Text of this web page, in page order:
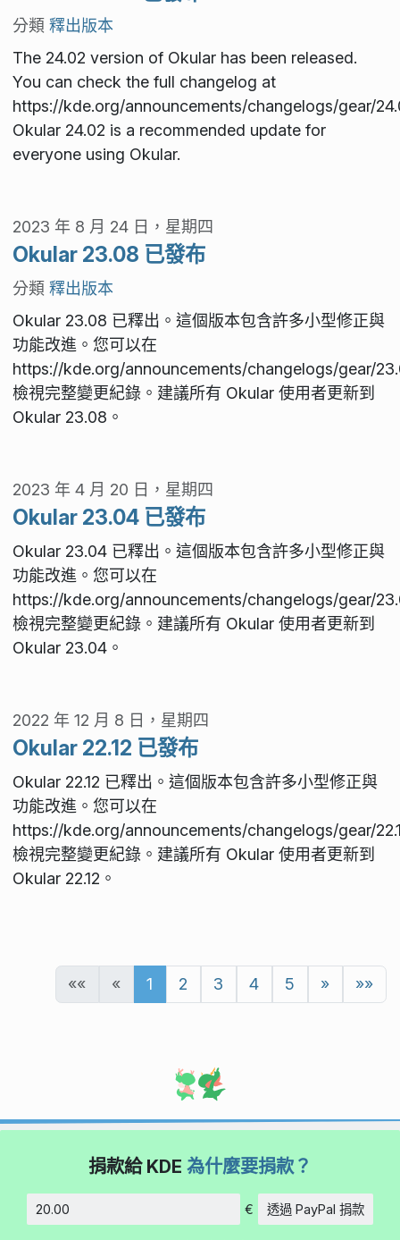
分類 釋出版本
The 24.02 version of Okular has been released.
You can check the full changelog at
https://kde.org/announcements/changelogs/gear/
Okular 24.02 is a recommended update for
everyone using Okular.
2023 年 8 月 24 日，星期四
Okular 23.08 已發布
分類 釋出版本
Okular 23.08 已釋出。這個版本包含許多小型修正與
功能改進。您可以在
https://kde.org/announcements/changelogs/gear/
檢視完整變更紀錄。建議所有 Okular 使用者更新到
Okular 23.08。
2023 年 4 月 20 日，星期四
Okular 23.04 已發布
Okular 23.04 已釋出。這個版本包含許多小型修正與
功能改進。您可以在
https://kde.org/announcements/changelogs/gear/
檢視完整變更紀錄。建議所有 Okular 使用者更新到
Okular 23.04。
2022 年 12 月 8 日，星期四
Okular 22.12 已發布
Okular 22.12 已釋出。這個版本包含許多小型修正與
功能改進。您可以在
https://kde.org/announcements/changelogs/gear/
檢視完整變更紀錄。建議所有 Okular 使用者更新到
Okular 22.12。
«« « 1 2 3 4 5 » »»
捐款給 KDE 為什麼要捐款？
€ 透過 PayPal 捐款